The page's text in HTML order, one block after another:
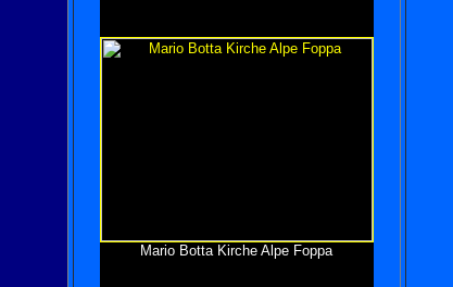
Mario Botta Kirche Alpe Foppa